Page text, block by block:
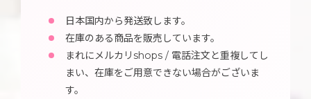
日本国内から発送致します。
在庫のある商品を販売しています。
まれにメルカリshops / 電話注文と重複してし
まい、在庫をご用意できない場合がございま
す。